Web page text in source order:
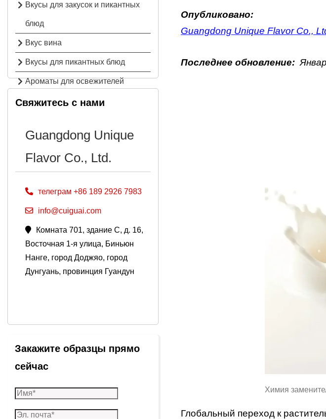
Вкусы для закусок и пикантных
блюд
Вкус вина
Вкусы для пикантных блюд
Ароматы для освежителей
воздуха
Свяжитесь с нами
Guangdong Unique
Flavor Co., Ltd.
телеграм +86 189 2926 7983
info@cuiguai.com
Комната 701, здание C, д. 16,
Восточная 1-я улица, Биньюн
Нанге, город Доджяо, город
Дунгуань, провинция Гуандун
Закажите образцы прямо
сейчас
Опубликовано:
Guangdong Unique Flavor Co.,
Последнее обновление:
Химия
Глобальный переход к